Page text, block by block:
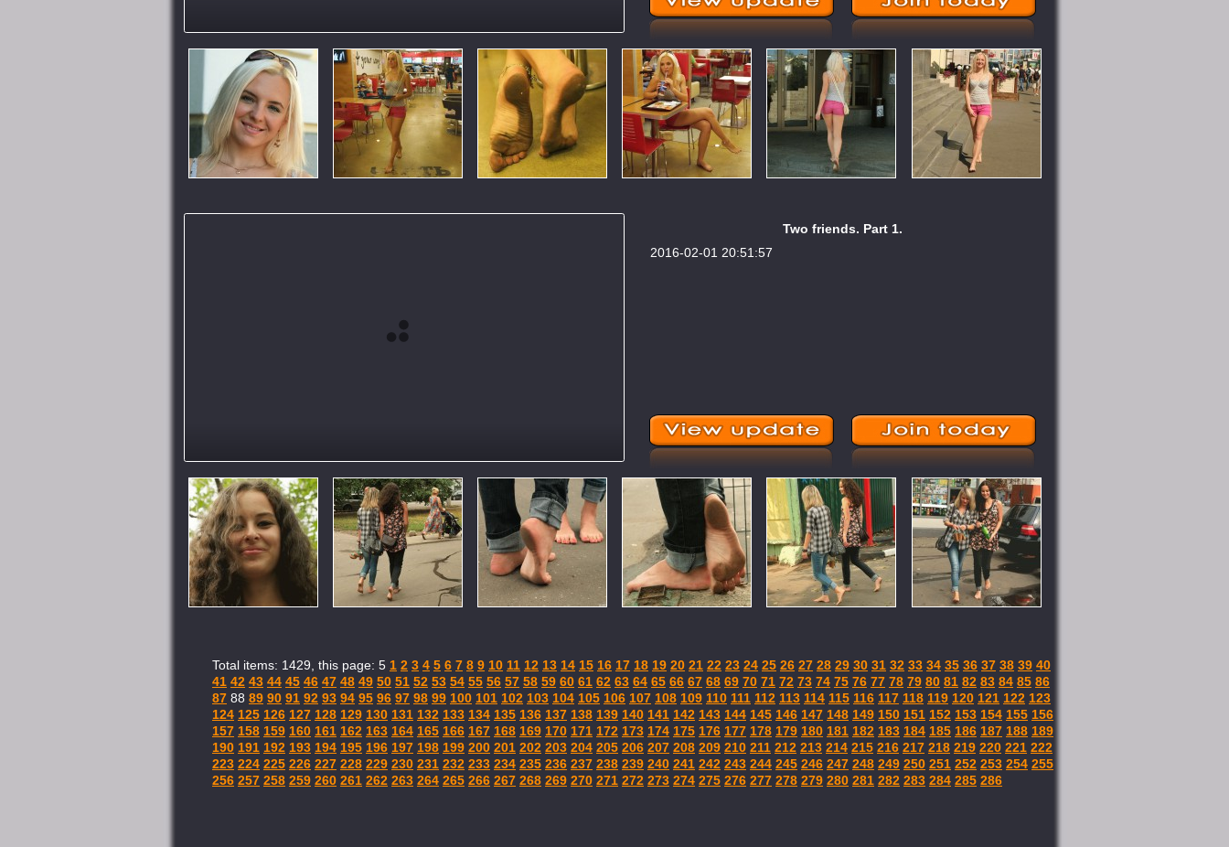
Two friends. Part 1.
2016-02-01 20:51:57
Total items: 1429, this page: 5 1 2 3 4 5 6 7 8 9 10 11 12 13 14 15 16 17 18 19 20 21 22 23 24 25 26 27 28 29 30 31 32 33 34 35 36 37 38 39 40
41 42 43 44 45 46 47 48 49 50 51 52 53 54 55 56 57 58 59 60 61 62 63 64 65 66 67 68 69 70 71 72 73 74 75 76 77 78 79 80 81 82 83 84 85 86
87 88 89 90 91 92 93 94 95 96 97 98 99 100 101 102 103 104 105 106 107 108 109 110 111 112 113 114 115 116 117 118 119 120 121 122 123
124 125 126 127 128 129 130 131 132 133 134 135 136 137 138 139 140 141 142 143 144 145 146 147 148 149 150 151 152 153 154 155 156
157 158 159 160 161 162 163 164 165 166 167 168 169 170 171 172 173 174 175 176 177 178 179 180 181 182 183 184 185 186 187 188 189
190 191 192 193 194 195 196 197 198 199 200 201 202 203 204 205 206 207 208 209 210 211 212 213 214 215 216 217 218 219 220 221 222
223 224 225 226 227 228 229 230 231 232 233 234 235 236 237 238 239 240 241 242 243 244 245 246 247 248 249 250 251 252 253 254 255
256 257 258 259 260 261 262 263 264 265 266 267 268 269 270 271 272 273 274 275 276 277 278 279 280 281 282 283 284 285 286